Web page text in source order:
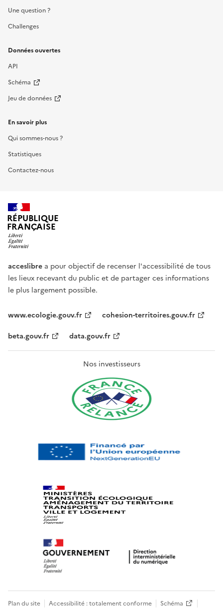
Une question ?
Challenges
Données ouvertes
API
Schéma
Jeu de données
En savoir plus
Qui sommes-nous ?
Statistiques
Contactez-nous
RÉPUBLIQUE
FRANÇAISE
acceslibre a pour objectif de recenser l'accessibilité de tous
les lieux recevant du public et de partager ces informations
le plus largement possible.
www.ecologie.gouv.fr
cohesion-territoires.gouv.fr
beta.gouv.fr
data.gouv.fr
Nos investisseurs
Plan du site Accessibilité : totalement conforme Schéma